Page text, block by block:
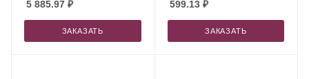
5 885.97 ₽
ЗАКАЗАТЬ
599.13₽
ЗАКАЗАТЬ